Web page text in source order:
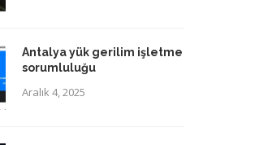
Antalya yük gerilim işletme
sorumluluğu
Aralık 4, 2025